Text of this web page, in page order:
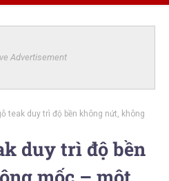
Advertisement
teak duy trì độ bền không nứt, không
duy trì độ bền